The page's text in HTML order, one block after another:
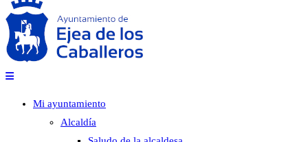
Mi ayuntamiento
Alcaldía